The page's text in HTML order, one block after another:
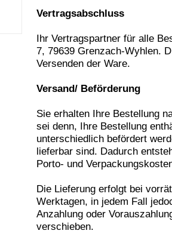
Vertragsabschluss
Ihr Vertragspartner für alle
7, 79639 Grenzach-Wyhlen.
Versenden der Ware.
Versand/ Beförderung
Sie erhalten Ihre Bestellung
sei denn, Ihre Bestellung
unterschiedlich befördert
lieferbar sind. Dadurch
Porto- und
Die Lieferung erfolgt bei
Werktagen, in jedem Fall
Anzahlung oder
verschieben.